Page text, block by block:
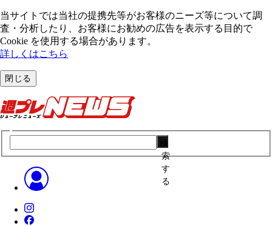
当サイトでは当社の提携先等がお客様のニーズ等について調
査・分析したり、お客様にお勧めの広告を表⽰する⽬的で
Cookie を使⽤する場合があります。
詳しくはこちら
閉じる
索
す
る